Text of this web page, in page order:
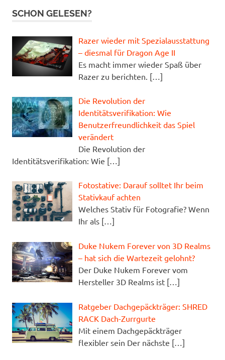
SCHON GELESEN?
Razer wieder mit Spezialausstattung
– diesmal für Dragon Age II
Es macht immer wieder Spaß über
Razer zu berichten. […]
Die Revolution der
Identitätsverifikation: Wie
Benutzerfreundlichkeit das Spiel
verändert
Die Revolution der
Identitätsverifikation: Wie […]
Fotostative: Darauf solltet Ihr beim
Stativkauf achten
Welches Stativ für Fotografie? Wenn
Ihr als […]
Duke Nukem Forever von 3D Realms
– hat sich die Wartezeit gelohnt?
Der Duke Nukem Forever vom
Hersteller 3D Realms ist […]
Ratgeber Dachgepäckträger: SHRED
RACK Dach-Zurrgurte
Mit einem Dachgepäckträger
flexibler sein Der nächste […]